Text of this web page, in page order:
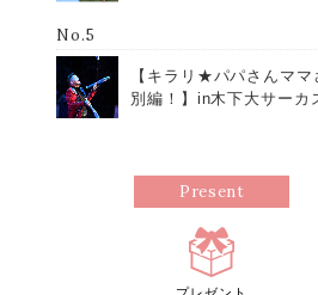
No.5
【キラリ★パパさんママ
別編！】in木下大サー
Present